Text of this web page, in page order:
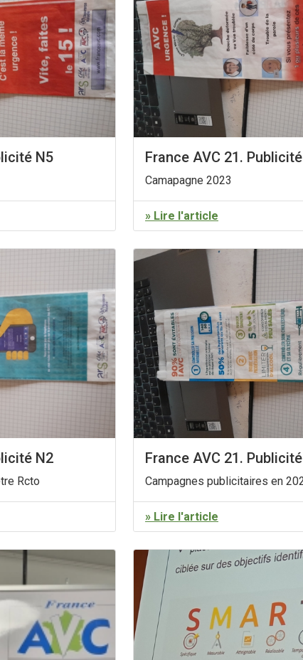
N5 France AVC 21.
Camapagne 2023
» Lire l'article
N2
Rcto
France AVC 21. Publicité
Campagnes publicitaires en
» Lire l'article